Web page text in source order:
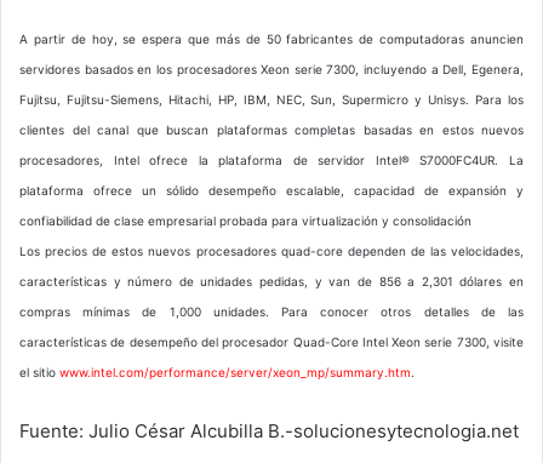
A partir de hoy, se espera que más de 50 fabricantes de computadoras anuncien
servidores basados en los procesadores Xeon serie 7300, incluyendo a Dell, Egenera,
Fujitsu, Fujitsu-Siemens, Hitachi, HP, IBM, NEC, Sun, Supermicro y Unisys. Para los
clientes del canal que buscan plataformas completas basadas en estos nuevos
procesadores, Intel ofrece la plataforma de servidor Intel® S7000FC4UR. La
plataforma ofrece un sólido desempeño escalable, capacidad de expansión y
confiabilidad de clase empresarial probada para virtualización y consolidación
Los precios de estos nuevos procesadores quad-core dependen de las velocidades,
características y número de unidades pedidas, y van de 856 a 2,301 dólares en
compras mínimas de 1,000 unidades. Para conocer otros detalles de las
características de desempeño del procesador Quad-Core Intel Xeon serie 7300, visite
el sitio www.intel.com/performance/server/xeon_mp/summary.htm
Fuente: Julio César Alcubilla B.-solucionesytecnologia.net